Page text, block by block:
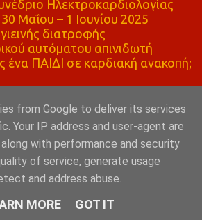
Ηλεκτροκαρδιολογίας
Μαΐου – 1 Ιουνίου 2025
διατροφής
αυτόματου απινιδωτή
ένα ΠΑΙΔΙ σε καρδιακή ανακοπή;
ΛΕΩΝΙΔΑΣ ΣΠΑΡΤΗ
from Google to deliver its services
Your IP address and user-agent are
with performance and security
of service, generate usage
and address abuse.
MORE GOT IT